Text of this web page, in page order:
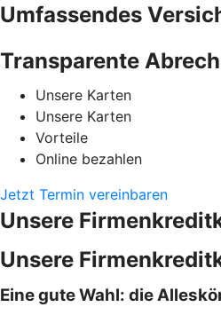
Umfassendes
Transparente
Unsere Karten
Unsere Karten
Vorteile
Online bezahlen
Jetzt Termin vereinbaren
Unsere
Unsere
Eine gute Wahl: die